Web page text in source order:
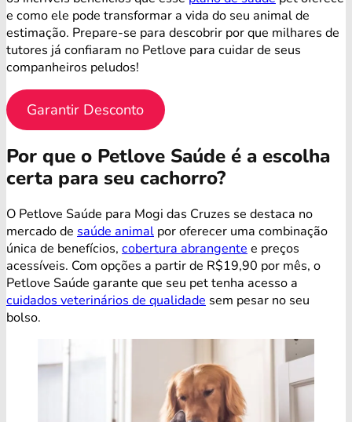
e como ele pode transformar a vida do seu animal de
estimação. Prepare-se para descobrir por que milhares de
tutores já confiaram no Petlove para cuidar de seus
companheiros peludos!
Garantir Desconto
Por que o Petlove Saúde é a escolha
certa para seu cachorro?
O Petlove Saúde para Mogi das Cruzes se destaca no
mercado de saúde animal por oferecer uma combinação
única de benefícios, cobertura abrangente e preços
acessíveis. Com opções a partir de R$19,90 por mês, o
Petlove Saúde garante que seu pet tenha acesso a
cuidados veterinários de qualidade sem pesar no seu
bolso.